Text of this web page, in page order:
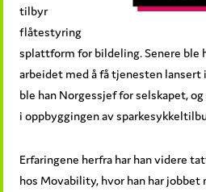
tilbyr
flåtestyring
splattform for bildeling. Senere ble
arbeidet med å få tjenesten lansert
ble han Norgessjef for selskapet,
i oppbyggingen av
Erfaringene herfra har han videre
hos Movability, hvor han har